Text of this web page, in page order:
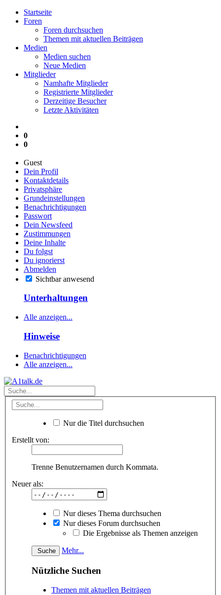
Startseite
Foren
Foren durchsuchen
Themen mit aktuellen Beiträgen
Medien
Medien suchen
Neue Medien
Mitglieder
Namhafte Mitglieder
Registrierte Mitglieder
Derzeitige Besucher
Letzte Aktivitäten
0
0
Guest
Dein Profil
Kontaktdetails
Privatsphäre
Grundeinstellungen
Benachrichtigungen
Passwort
Dein Newsfeed
Zustimmungen
Deine Inhalte
Du folgst
Du ignorierst
Abmelden
Sichtbar anwesend
Unterhaltungen
Alle anzeigen...
Hinweise
Benachrichtigungen
Alle anzeigen...
Nur die Titel durchsuchen
Erstellt von:
Trenne Benutzernamen durch Kommata.
Neuer als:
Nur dieses Thema durchsuchen
Nur dieses Forum durchsuchen
Die Ergebnisse als Themen anzeigen
Mehr...
Nützliche Suchen
Themen mit aktuellen Beiträgen